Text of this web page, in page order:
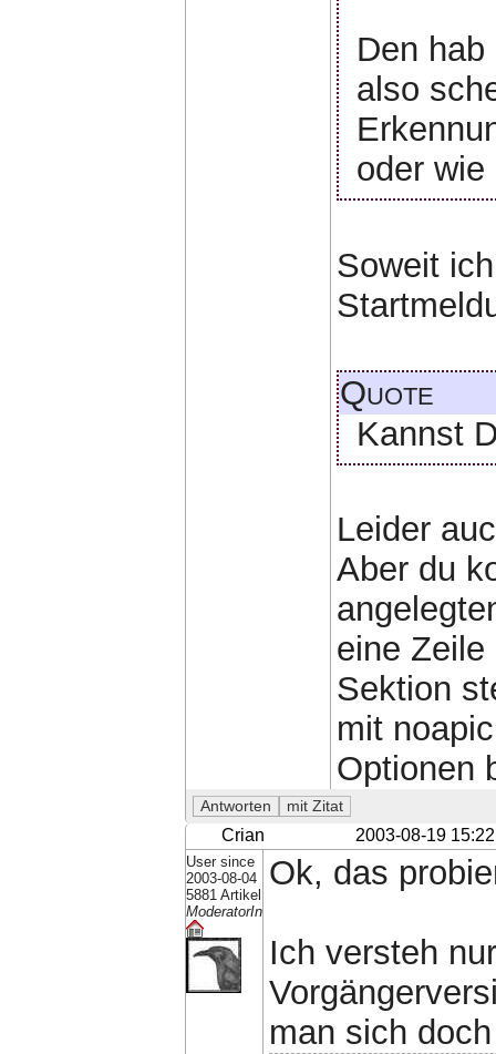
Den
also
oder
Soweit
Quote
Kannst
Leider
Aber du
eine
Sektion
mit
Optionen
Crian 2003-08-19 15:22
User since
2003-08-04
5881 Artikel
ModeratorIn
Ok, das
Ich versteh
man sich